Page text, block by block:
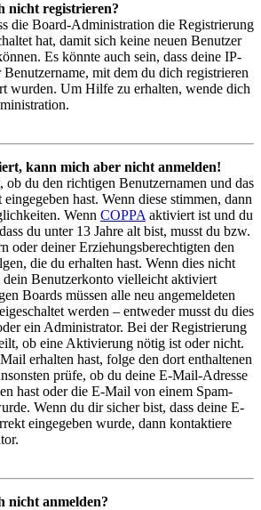
nicht registrieren?
die Board-Administration die Registrierung
hat, damit sich keine neuen Benutzer
Es könnte auch sein, dass deine IP-
Benutzername, mit dem du dich registrieren
wurden. Um Hilfe zu erhalten, wende dich
kann mich aber nicht anmelden!
ob du den richtigen Benutzernamen und das
hast. Wenn diese stimmen, dann
Wenn COPPA aktiviert ist und du
du unter 13 Jahre alt bist, musst du bzw.
oder deiner Erziehungsberechtigten den
die du erhalten hast. Wenn dies nicht
dein Benutzerkonto vielleicht aktiviert
Boards müssen alle neu angemeldeten
werden – entweder musst du dies
ein Administrator. Bei der Registrierung
ob eine Aktivierung nötig ist oder nicht.
erhalten hast, folge den dort enthaltenen
prüfe, ob du deine E-Mail-Adresse
hast oder die E-Mail von einem Spam-
Wenn du dir sicher bist, dass deine E-
eingegeben wurde, dann kontaktiere
nicht anmelden?